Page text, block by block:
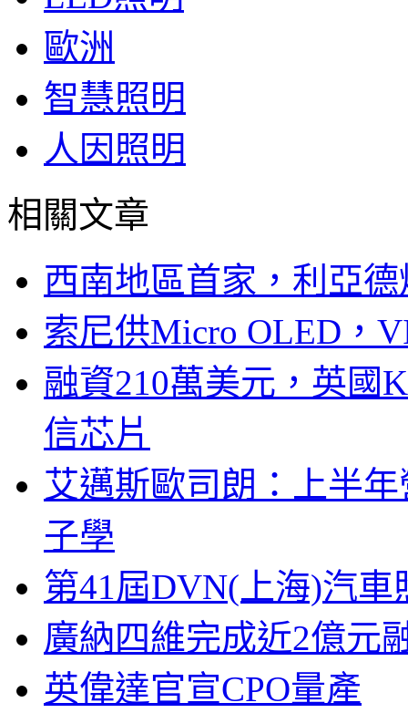
歐洲
智慧照明
人因照明
相關文章
西南地區首家，利亞
索尼供Micro OLED，
融資210萬美元，英國
信芯片
艾邁斯歐司朗：上半
子學
第41屆DVN(上海)汽
廣納四維完成近2億元
英偉達官宣CPO量產